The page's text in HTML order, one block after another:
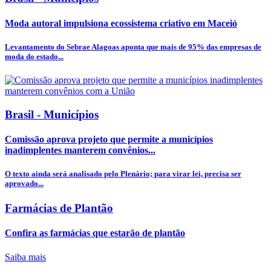
Moda autoral impulsiona ecossistema criativo em Maceió
Levantamento do Sebrae Alagoas aponta que mais de 95% das empresas de
moda do estado...
Brasil - Municípios
Comissão aprova projeto que permite a municípios
inadimplentes manterem convênios...
O texto ainda será analisado pelo Plenário; para virar lei, precisa ser
aprovado...
Farmácias de Plantão
Confira as farmácias que estarão de plantão
Saiba mais